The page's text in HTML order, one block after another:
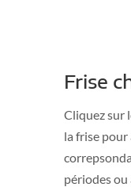
Frise
Cliquez sur
la frise
périodes